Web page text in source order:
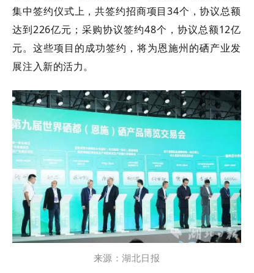
集中签约仪式上，共签约招商项目34个，协议总额
达到226亿元；采购协议签约48个，协议总额12亿
元。这些项目的成功签约，将为恩施州的硒产业发
展注入新的活力。
来源：湖北日报